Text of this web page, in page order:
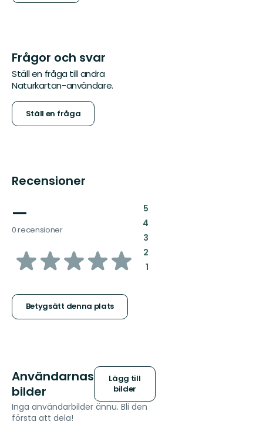
Frågor och svar
Ställ en fråga till andra
Naturkartan-användare.
Ställ en fråga
Recensioner
—
0 recensioner
av
stjärnor
Betygsätt denna plats
5:
4:
3:
2:
1:
Användarnas
bilder
Lägg till
bilder
Inga användarbilder ännu. Bli den
första att dela!